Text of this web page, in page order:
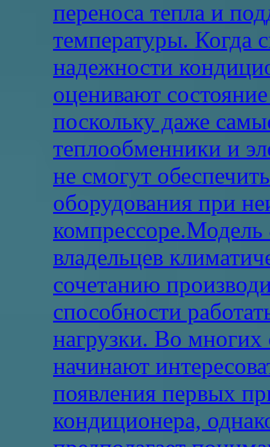
переноса тепла и
температуры. Когда
надежности
оценивают
поскольку даже
теплообменники и
не смогут
оборудования при
компрессоре.Модель
владельцев
сочетанию
способности
нагрузки. Во многих
начинают
появления первых
кондиционера,